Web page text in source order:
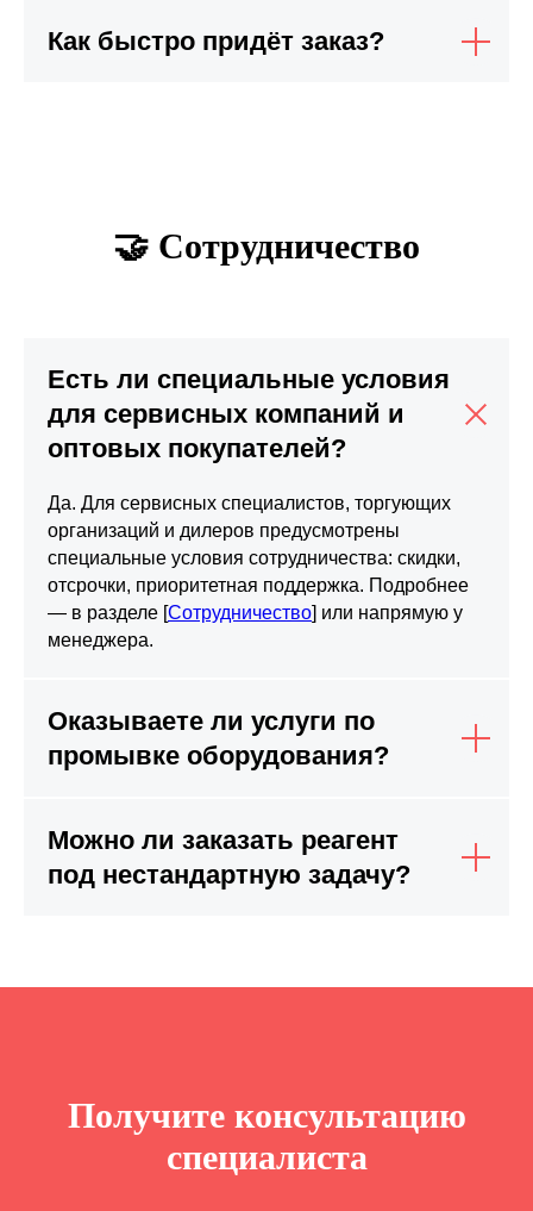
Как быстро придёт заказ?
🤝 Сотрудничество
Есть ли специальные условия
для сервисных компаний и
оптовых покупателей?
Да. Для сервисных специалистов, торгующих
организаций и дилеров предусмотрены
специальные условия сотрудничества: скидки,
отсрочки, приоритетная поддержка. Подробнее
— в разделе [Сотрудничество] или напрямую у
менеджера.
Оказываете ли услуги по
промывке оборудования?
Можно ли заказать реагент
под нестандартную задачу?
Получите консультацию
специалиста